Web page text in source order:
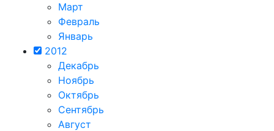
Март
Февраль
Январь
2012
Декабрь
Ноябрь
Октябрь
Сентябрь
Август